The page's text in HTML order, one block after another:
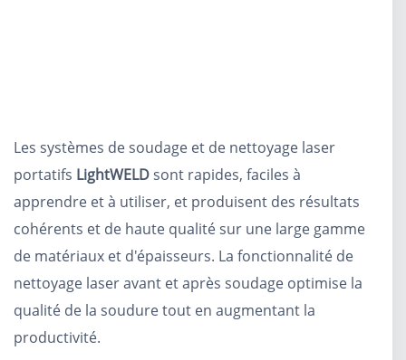
Les systèmes de soudage et de nettoyage laser
portatifs LightWELDsont rapides, faciles à
apprendre et à utiliser, et produisent des résultats
cohérents et de haute qualité sur une large gamme
de matériaux et d'épaisseurs. La fonctionnalité de
nettoyage laser avant et après soudage optimise la
qualité de la soudure tout en augmentant la
productivité.